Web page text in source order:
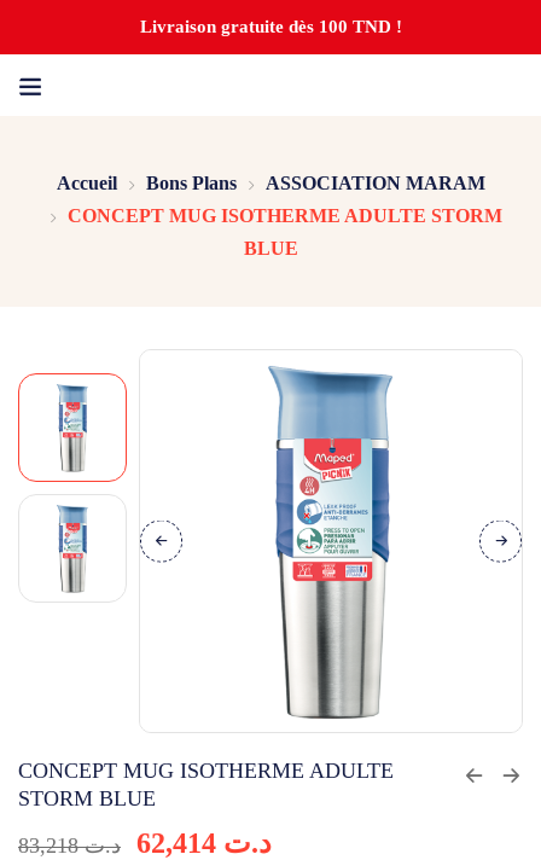
Livraison gratuite dès 100 TND !
Accueil Bons Plans
ASSOCIATION MARAM
CONCEPT MUG ISOTHERME ADULTE STORM
BLUE
CONCEPT MUG ISOTHERME ADULTE
STORM BLUE
د.ت83,218 د.ت